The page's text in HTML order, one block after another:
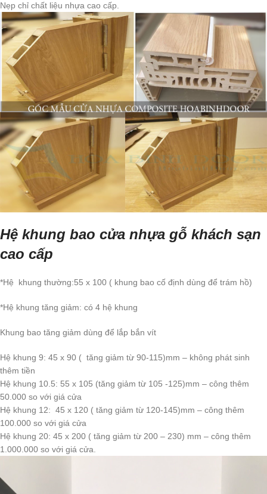
Nẹp chỉ chất liệu nhựa cao cấp.
Hệ khung bao cửa nhựa gỗ khách sạn
cao cấp
*Hệ khung thường:55 x 100 ( khung bao cố định dùng để trám hồ)
*Hệ khung tăng giảm: có 4 hệ khung
Khung bao tăng giảm dùng để lắp bắn vít
Hệ khung 9: 45 x 90 ( tăng giảm từ 90-115)mm – không phát sinh
thêm tiền
Hệ khung 10.5: 55 x 105 (tăng giảm từ 105 -125)mm – công thêm
50.000 so với giá cửa
Hệ khung 12: 45 x 120 ( tăng giảm từ 120-145)mm – công thêm
100.000 so với giá cửa
Hệ khung 20: 45 x 200 ( tăng giảm từ 200 – 230) mm – công thêm
1.000.000 so với giá cửa.